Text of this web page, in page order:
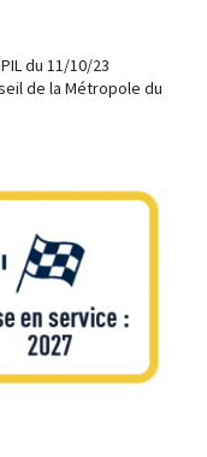
du 11/10/23
de la Métropole du